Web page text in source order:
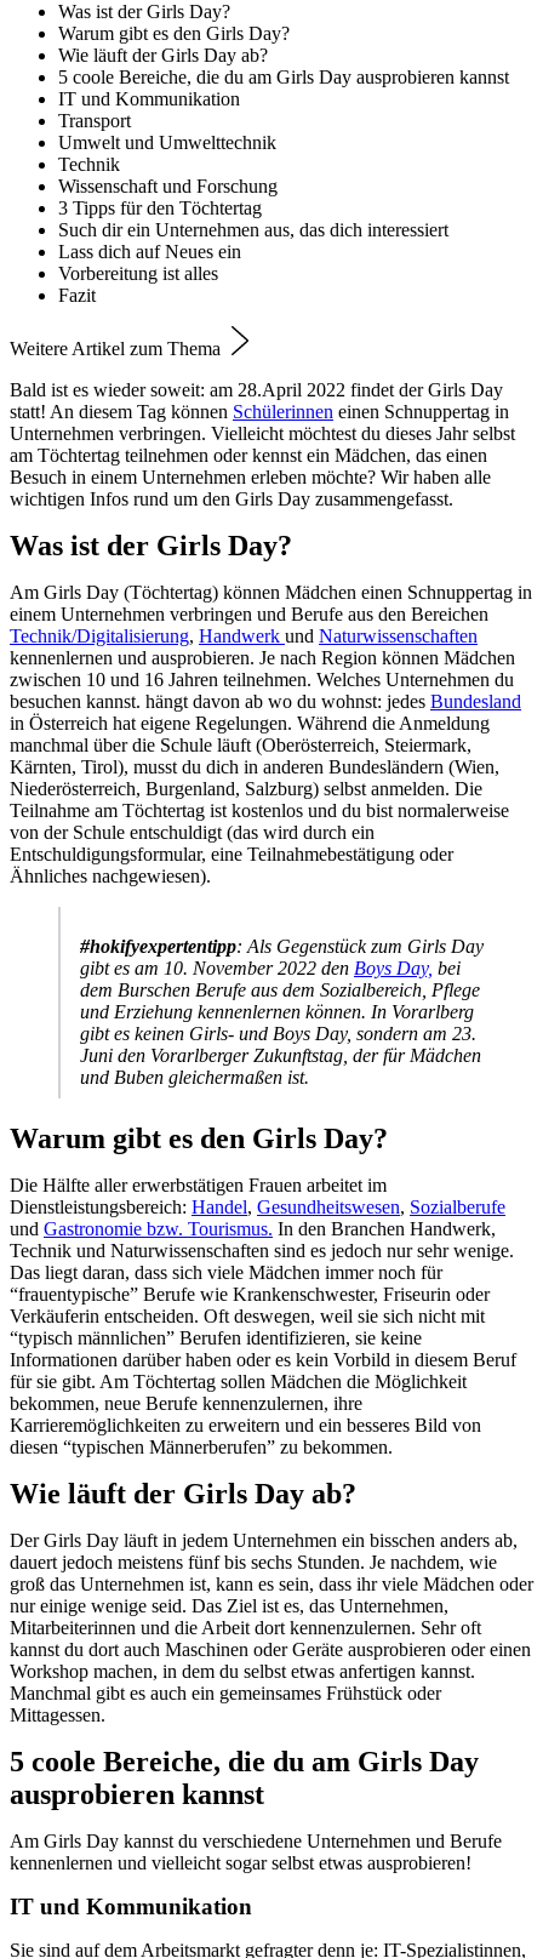
Was ist der Girls Day?
Warum gibt es den Girls Day?
Wie läuft der Girls Day ab?
5 coole Bereiche, die du am Girls Day ausprobieren kannst
IT und Kommunikation
Transport
Umwelt und Umwelttechnik
Technik
Wissenschaft und Forschung
3 Tipps für den Töchtertag
Such dir ein Unternehmen aus, das dich interessiert
Lass dich auf Neues ein
Vorbereitung ist alles
Fazit
Weitere Artikel zum Thema
Bald ist es wieder soweit: am 28.April 2022 findet der Girls Day
statt! An diesem Tag können Schülerinnen einen Schnuppertag in
Unternehmen verbringen. Vielleicht möchtest du dieses Jahr selbst
am Töchtertag teilnehmen oder kennst ein Mädchen, das einen
Besuch in einem Unternehmen erleben möchte? Wir haben alle
wichtigen Infos rund um den Girls Day zusammengefasst.
Was ist der Girls Day?
Am Girls Day (Töchtertag) können Mädchen einen Schnuppertag in
einem Unternehmen verbringen und Berufe aus den Bereichen
Technik/Digitalisierung, Handwerk und Naturwissenschaften
kennenlernen und ausprobieren. Je nach Region können Mädchen
zwischen 10 und 16 Jahren teilnehmen. Welches Unternehmen du
besuchen kannst. hängt davon ab wo du wohnst: jedes Bundesland
in Österreich hat eigene Regelungen. Während die Anmeldung
manchmal über die Schule läuft (Oberösterreich, Steiermark,
Kärnten, Tirol), musst du dich in anderen Bundesländern (Wien,
Niederösterreich, Burgenland, Salzburg) selbst anmelden. Die
Teilnahme am Töchtertag ist kostenlos und du bist normalerweise
von der Schule entschuldigt (das wird durch ein
Entschuldigungsformular, eine Teilnahmebestätigung oder
Ähnliches nachgewiesen).
#hokifyexpertentipp: Als Gegenstück zum Girls Day
gibt es am 10. November 2022 den Boys Day, bei
dem Burschen Berufe aus dem Sozialbereich, Pflege
und Erziehung kennenlernen können. In Vorarlberg
gibt es keinen Girls- und Boys Day, sondern am 23.
Juni den Vorarlberger Zukunftstag, der für Mädchen
und Buben gleichermaßen ist.
Warum gibt es den Girls Day?
Die Hälfte aller erwerbstätigen Frauen arbeitet im
Dienstleistungsbereich: Handel, Gesundheitswesen, Sozialberufe
und Gastronomie bzw. Tourismus. In den Branchen Handwerk,
Technik und Naturwissenschaften sind es jedoch nur sehr wenige.
Das liegt daran, dass sich viele Mädchen immer noch für
“frauentypische” Berufe wie Krankenschwester, Friseurin oder
Verkäuferin entscheiden. Oft deswegen, weil sie sich nicht mit
“typisch männlichen” Berufen identifizieren, sie keine
Informationen darüber haben oder es kein Vorbild in diesem Beruf
für sie gibt. Am Töchtertag sollen Mädchen die Möglichkeit
bekommen, neue Berufe kennenzulernen, ihre
Karrieremöglichkeiten zu erweitern und ein besseres Bild von
diesen “typischen Männerberufen” zu bekommen.
Wie läuft der Girls Day ab?
Der Girls Day läuft in jedem Unternehmen ein bisschen anders ab,
dauert jedoch meistens fünf bis sechs Stunden. Je nachdem, wie
groß das Unternehmen ist, kann es sein, dass ihr viele Mädchen oder
nur einige wenige seid. Das Ziel ist es, das Unternehmen,
Mitarbeiterinnen und die Arbeit dort kennenzulernen. Sehr oft
kannst du dort auch Maschinen oder Geräte ausprobieren oder einen
Workshop machen, in dem du selbst etwas anfertigen kannst.
Manchmal gibt es auch ein gemeinsames Frühstück oder
Mittagessen.
5 coole Bereiche, die du am Girls Day
ausprobieren kannst
Am Girls Day kannst du verschiedene Unternehmen und Berufe
kennenlernen und vielleicht sogar selbst etwas ausprobieren!
IT und Kommunikation
Sie sind auf dem Arbeitsmarkt gefragter denn je: IT-Spezialistinnen,